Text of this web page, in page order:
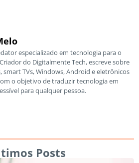
especializado em tecnologia para o
do Digitalmente Tech, escreve sobre
smart TVs, Windows, Android e eletrônicos
o objetivo de traduzir tecnologia em
para qualquer pessoa.
Posts